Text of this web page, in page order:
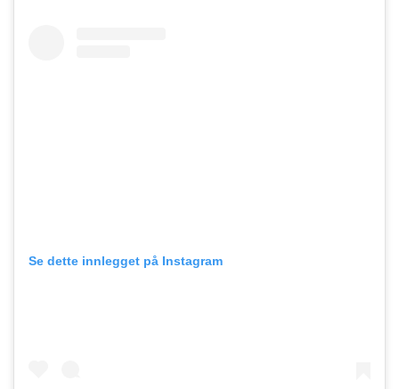
Se dette innlegget på Instagram